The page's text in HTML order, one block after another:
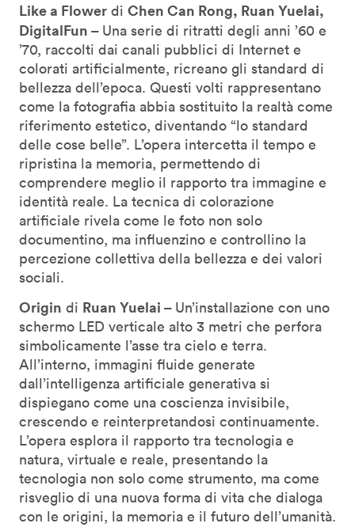
Like a Flower di Chen Can Rong, Ruan Yuelai,
DigitalFun – Una serie di ritratti degli anni ’60 e
’70, raccolti dai canali pubblici di Internet e
colorati artificialmente, ricreano gli standard di
bellezza dell’epoca. Questi volti rappresentano
come la fotografia abbia sostituito la realtà come
riferimento estetico, diventando “lo standard
delle cose belle”. L’opera intercetta il tempo e
ripristina la memoria, permettendo di
comprendere meglio il rapporto tra immagine e
identità reale. La tecnica di colorazione
artificiale rivela come le foto non solo
documentino, ma influenzino e controllino la
percezione collettiva della bellezza e dei valori
sociali.
Origin di Ruan Yuelai – Un’installazione con uno
schermo LED verticale alto 3 metri che perfora
simbolicamente l’asse tra cielo e terra.
All’interno, immagini fluide generate
dall’intelligenza artificiale generativa si
dispiegano come una coscienza invisibile,
crescendo e reinterpretandosi continuamente.
L’opera esplora il rapporto tra tecnologia e
natura, virtuale e reale, presentando la
tecnologia non solo come strumento, ma come
risveglio di una nuova forma di vita che dialoga
con le origini, la memoria e il futuro dell’umanità.